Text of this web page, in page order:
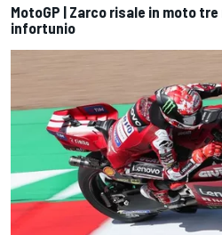
MotoGP | Zarco risale in moto
infortunio